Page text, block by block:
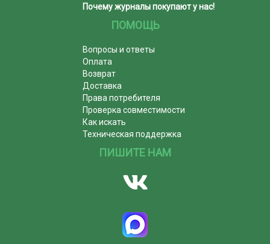
Почему журналы покупают у нас!
ПОМОЩЬ
Вопросы и ответы
Оплата
Возврат
Доставка
Права потребителя
Проверка совместимости
Как искать
Техническая поддержка
ПИШИТЕ НАМ